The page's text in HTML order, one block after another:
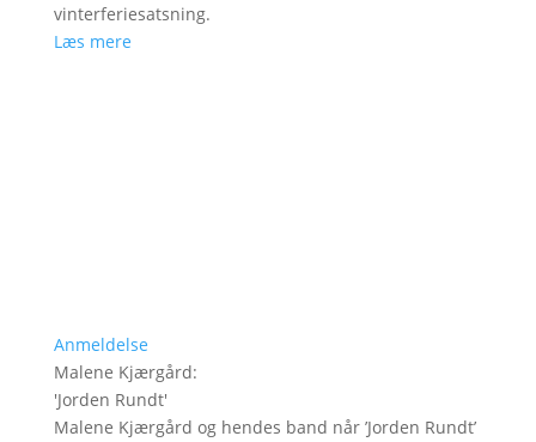
vinterferiesatsning.
Læs mere
Anmeldelse
Malene Kjærgård:
'Jorden Rundt'
Malene Kjærgård og hendes band når ’Jorden Rundt’